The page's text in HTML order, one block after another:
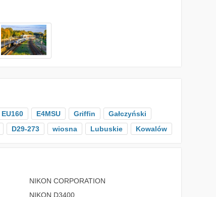
EU160 E4MSU Griffin
Gałczyński
D29-273 wiosna Lubuskie Kowalów
NIKON CORPORATION
NIKON D3400